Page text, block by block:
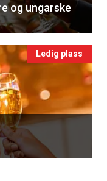
og ungarske
Ledig plass